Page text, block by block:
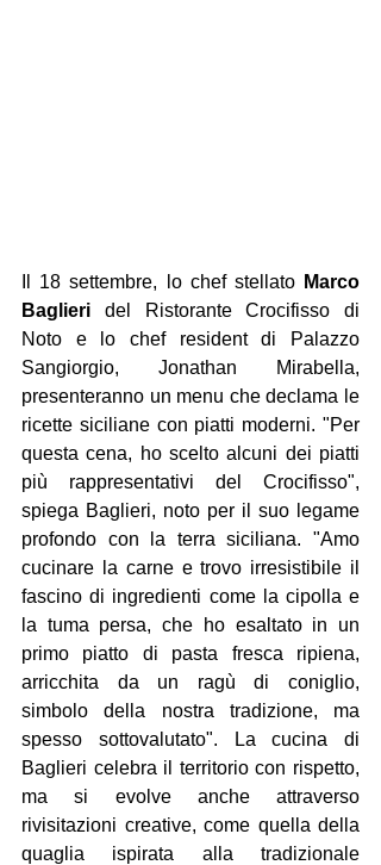
Il 18 settembre, lo chef stellato Marco
Baglieri del Ristorante Crocifisso di
Noto e lo chef resident di Palazzo
Sangiorgio, Jonathan Mirabella,
presenteranno un menu che declama le
ricette siciliane con piatti moderni. "Per
questa cena, ho scelto alcuni dei piatti
più rappresentativi del Crocifisso",
spiega Baglieri, noto per il suo legame
profondo con la terra siciliana. "Amo
cucinare la carne e trovo irresistibile il
fascino di ingredienti come la cipolla e
la tuma persa, che ho esaltato in un
primo piatto di pasta fresca ripiena,
arricchita da un ragù di coniglio,
simbolo della nostra tradizione, ma
spesso sottovalutato". La cucina di
Baglieri celebra il territorio con rispetto,
ma si evolve anche attraverso
rivisitazioni creative, come quella della
quaglia ispirata alla tradizionale